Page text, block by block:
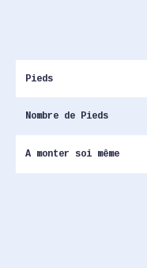
Pieds
Nombre de Pieds
A monter soi même